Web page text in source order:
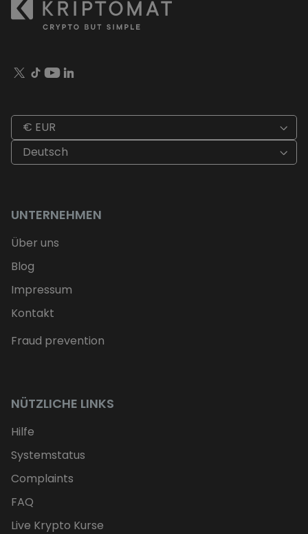
€ EUR
Deutsch
UNTERNEHMEN
Über uns
Blog
Impressum
Kontakt
Fraud prevention
NÜTZLICHE LINKS
Hilfe
Systemstatus
Complaints
FAQ
Live Krypto Kurse